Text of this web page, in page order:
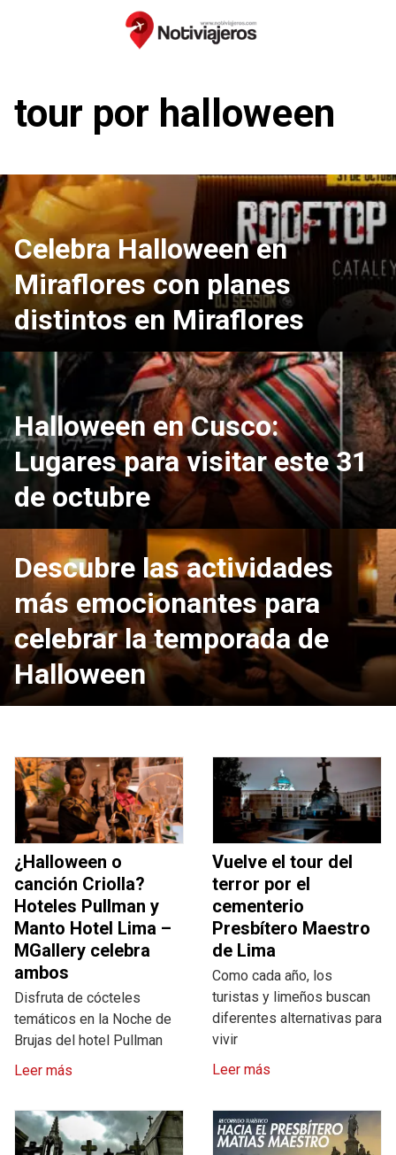
tour por halloween
Celebra Halloween en
Miraflores con planes
distintos en Miraflores
Halloween en Cusco:
Lugares para visitar este 31
de octubre
Descubre las actividades
más emocionantes para
celebrar la temporada de
Halloween
¿Halloween o
canción Criolla?
Hoteles Pullman y
Manto Hotel Lima –
MGallery celebra
ambos
Disfruta de cócteles
temáticos en la Noche de
Brujas del hotel Pullman
Leer más
Vuelve el tour del
terror por el
cementerio
Presbítero Maestro
de Lima
Como cada año, los
turistas y limeños buscan
diferentes alternativas para
vivir
Leer más